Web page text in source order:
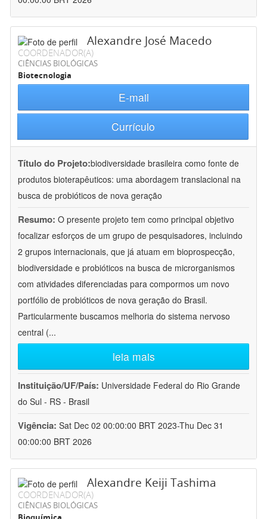
Alexandre José Macedo
COORDENADOR(A)
CIÊNCIAS BIOLÓGICAS
Biotecnologia
E-mail
Currículo
Título do Projeto:biodiversidade brasileira como fonte de
produtos bioterapêuticos: uma abordagem translacional na
busca de probióticos de nova geração
Resumo: O presente projeto tem como principal objetivo
focalizar esforços de um grupo de pesquisadores, incluindo
2 grupos internacionais, que já atuam em bioprospecção,
biodiversidade e probióticos na busca de microrganismos
com atividades diferenciadas para compormos um novo
portfólio de probióticos de nova geração do Brasil.
Particularmente buscamos melhoria do sistema nervoso
central (...
leia mais
Instituição/UF/País: Universidade Federal do Rio Grande
do Sul - RS - Brasil
Vigência: Sat Dec 02 00:00:00 BRT 2023-Thu Dec 31
00:00:00 BRT 2026
Alexandre Keiji Tashima
COORDENADOR(A)
CIÊNCIAS BIOLÓGICAS